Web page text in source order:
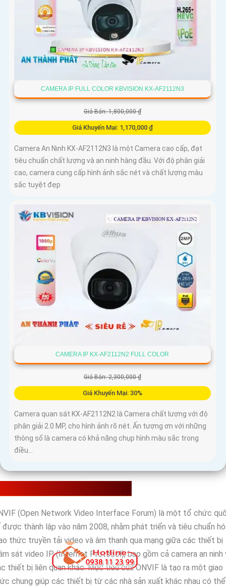
CAMERA IP FULL COLOR KBVISION KX-AF2112N3
Giá Bán: 1,800,000 ₫
Giá Khuyến Mại: 1,170,000 ₫
Camera An Ninh KX-AF2112N3 là một Camera cao cấp, đạt
tiêu chuẩn chất lượng và an ninh hàng đầu. Với độ phân giải
cao, camera cung cấp hình ảnh sắc nét và chất lượng màu
sắc tuyệt đẹp
CAMERA IP KX-AF2112N2 FULL COLOR
Giá Bán: 2,300,000 ₫
Giá Khuyến Mại: 30%
Camera quan sát KX-AF2112N2 là Camera chất lượng với độ
phân giải 2.0 MP, cho hình ảnh rõ nét. Ấn tượng ơn với những
thông số là camera có khả năng chụp hình màu sắc trong
điều...
(Open Network Video Interface Forum) là một tổ chức
thành lập vào năm 2008, nhằm phát triển và tiêu chuẩn
thức truyền tải video và âm thanh qua mạng giữa các thiết bị
sát video IP (Internet Protocol), bao gồm cả camera an ninh
thiết bị liên quan khác. Mục tiêu của ONVIF là tạo ra một giao
chung giúp các thiết bị từ các nhà sản xuất khác nhau có thể